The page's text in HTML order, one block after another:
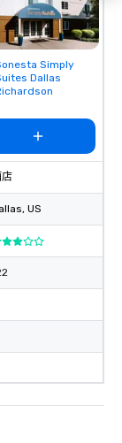
from
Simply
Dallas
, US